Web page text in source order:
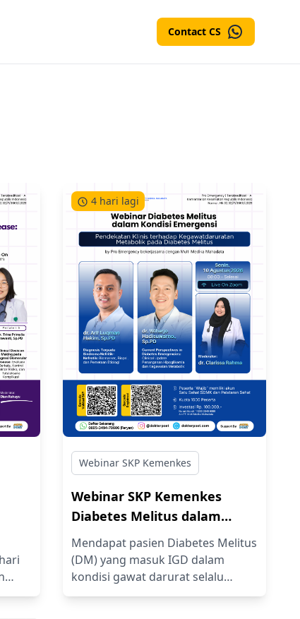
Contact CS
4 hari lagi
Webinar SKP Kemenkes
Webinar SKP Kemenkes
Diabetes Melitus dalam
Kondisi Emergensi:
Pendekatan Klinis terhadap
Kegawatdaruratan
Metabolik pada Diabetes
Mendapat pasien Diabetes Melitus
(DM) yang masuk IGD dalam
kondisi gawat darurat selalu
menuntut kecekatan ekstra, Dok.